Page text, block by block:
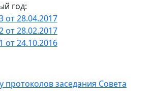
год:
28.04.2017
28.02.2017
24.10.2016
протоколов заседания Совета